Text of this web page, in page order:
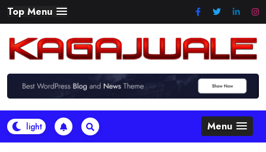
Skip
to
content
Top Menu
Menu